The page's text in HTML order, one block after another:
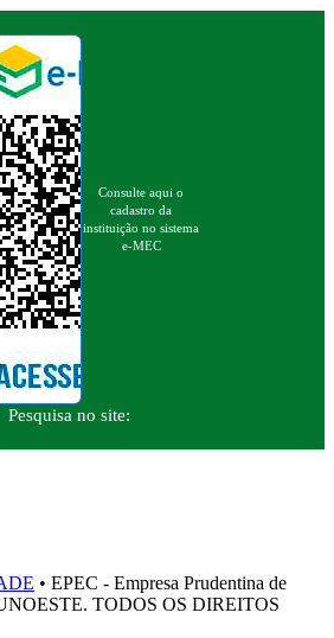
Consulte aqui o
cadastro da
instituição no sistema
e-MEC
Pesquisa no site:
• EPEC - Empresa Prudentina de
TODOS OS DIREITOS